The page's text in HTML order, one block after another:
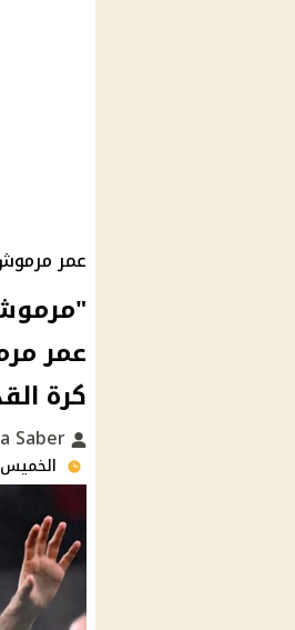
عمر
عمر
كرة
الخميس 23/يناير/2025 - 11:51 ص